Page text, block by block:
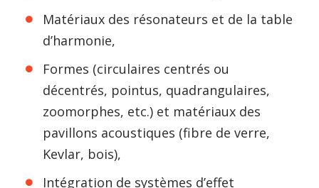
Matériaux des résonateurs et de la table
d’harmonie,
Formes (circulaires centrés ou
décentrés, pointus, quadrangulaires,
zoomorphes, etc.) et matériaux des
pavillons acoustiques (fibre de verre,
Kevlar, bois),
Intégration de systèmes d’effet